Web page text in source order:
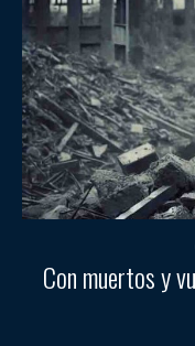
Con muertos y